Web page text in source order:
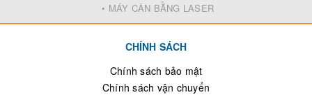
• MÁY CÂN BẰNG LASER
CHÍNH SÁCH
Chính sách bảo mật
Chính sách vận chuyển